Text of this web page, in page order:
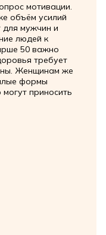
мотивации.
объём усилий
мужчин и
людей к
50 важно
требует
Женщинам же
формы
приносить